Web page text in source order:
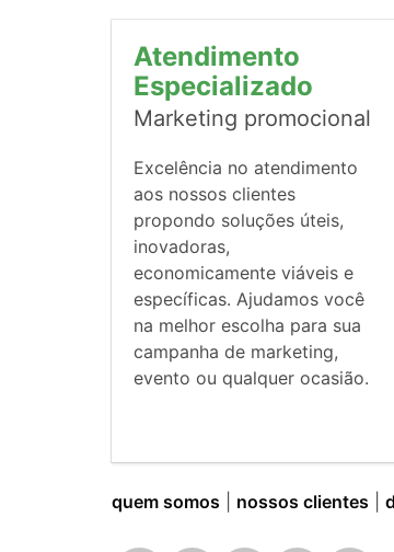
Atendimento
Especializado
Marketing promocional
Excelência no atendimento
aos nossos clientes
propondo soluções úteis,
inovadoras,
economicamente viáveis e
específicas. Ajudamos você
na melhor escolha para sua
campanha de marketing,
evento ou qualquer ocasião.
quem somos nossos clientes